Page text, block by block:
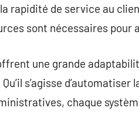
rapidité de service au
sont nécessaires
une grande
s’agisse
chaque